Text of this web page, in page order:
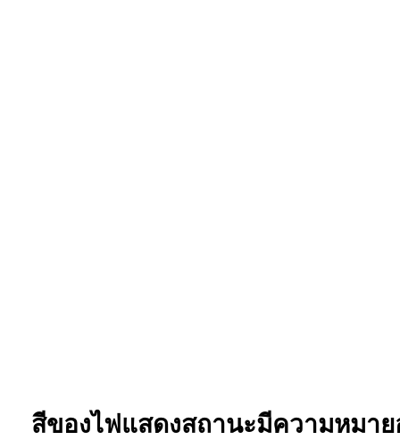
สีของไฟแสดงสถานะมีความหมาย